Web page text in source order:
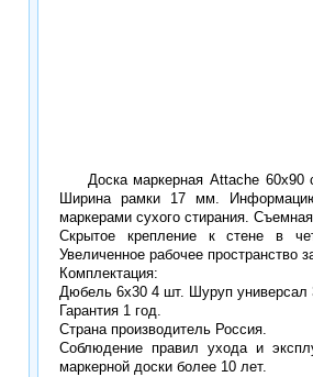
Доска маркерная Attache
Ширина рамки 17 мм.
маркерами сухого стирания.
Скрытое крепление к стене в
Увеличенное рабочее пространство
Комплектация:
Дюбель 6х30 4 шт. Шуруп универсал
Гарантия 1 год.
Страна производитель Россия.
Соблюдение правил ухода и
маркерной доски более 10 лет.